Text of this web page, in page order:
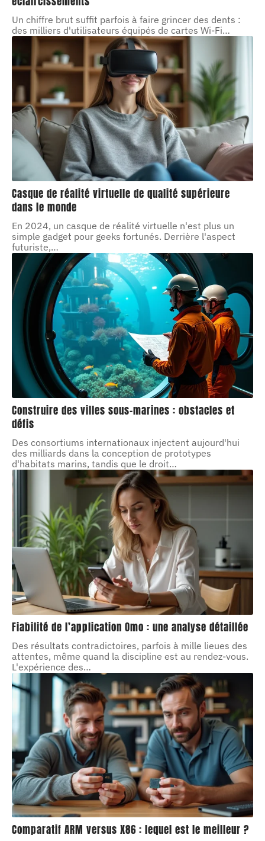
Un chiffre brut suffit parfois à faire grincer des dents :
des milliers d'utilisateurs équipés de cartes Wi-Fi…
Casque de réalité virtuelle de qualité supérieure
dans le monde
En 2024, un casque de réalité virtuelle n'est plus un
simple gadget pour geeks fortunés. Derrière l'aspect
futuriste,…
Construire des villes sous-marines : obstacles et
défis
Des consortiums internationaux injectent aujourd'hui
des milliards dans la conception de prototypes
d'habitats marins, tandis que le droit…
Fiabilité de l’application Omo : une analyse détaillée
Des résultats contradictoires, parfois à mille lieues des
attentes, même quand la discipline est au rendez-vous.
L'expérience des…
Comparatif ARM versus X86 : lequel est le meilleur ?